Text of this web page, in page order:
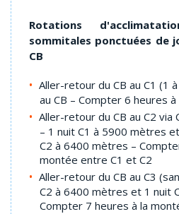
Rotations
sommitales ponctuées de
CB
Aller-retour du CB au C1 (1
au CB – Compter 6 heures
Aller-retour du CB au C2 via
– 1 nuit C1 à 5900 mètres
C2 à 6400 mètres –
montée entre C1 et C2
Aller-retour du CB au C3
C2 à 6400 mètres et 1 nuit
Compter 7 heures à la